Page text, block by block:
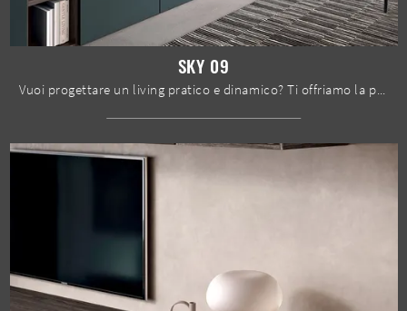
SKY 09
Vuoi progettare un living pratico e dinamico? Ti offriamo la parete attrezzata Sky 09 Spar dalle linee decise moderne.